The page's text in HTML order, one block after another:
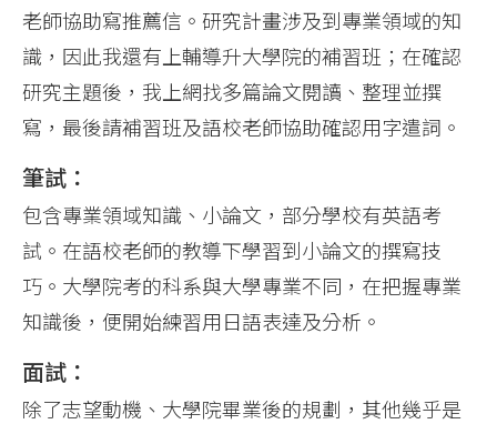
老師協助寫推薦信。研究計畫涉及到專業領域的知
識，因此我還有上輔導升大學院的補習班；在確認
研究主題後，我上網找多篇論文閱讀、整理並撰
寫，最後請補習班及語校老師協助確認用字遣詞。
筆試：
包含專業領域知識、小論文，部分學校有英語考
試。在語校老師的教導下學習到小論文的撰寫技
巧。大學院考的科系與大學專業不同，在把握專業
知識後，便開始練習用日語表達及分析。
面試：
除了志望動機、大學院畢業後的規劃，其他幾乎是